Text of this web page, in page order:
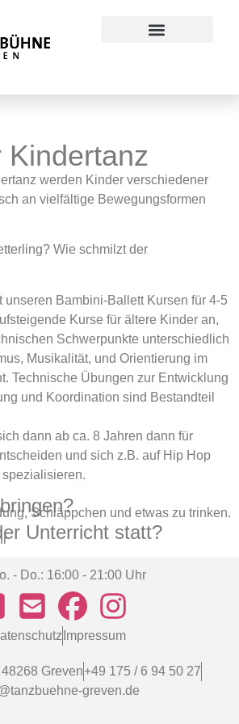
Kindertanz
werden Kinder verschiedener
an vielfältige Bewegungsformen
Wie schmilzt der
unseren Bambini-Ballett Kursen für 4-5
Kurse für ältere Kinder an,
Schwerpunkte unterschiedlich
Musikalität, und Orientierung im
Technische Übungen zur Entwicklung
und Koordination sind Bestandteil
dann ab ca. 8 Jahren dann für
und sich z.B. auf Hip Hop
Schläppchen und etwas zu trinken.
Unterricht statt?
- Do.: 16:00 - 21:00 Uhr
Impressum
Greven+49 175 / 6 94 50 27
greven.de